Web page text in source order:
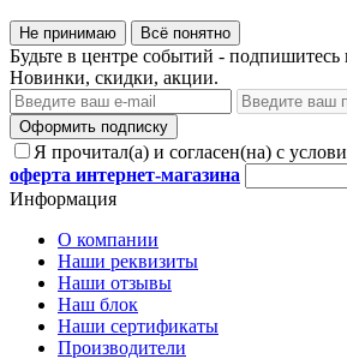
Не принимаю Всё понятно
Будьте в центре событий -
Новинки, скидки, акции.
Оформить подписку
Я прочитал(а) и согласен(на) с
оферта интернет-магазина
Информация
О компании
Наши реквизиты
Наши отзывы
Наш блок
Наши сертификаты
Производители